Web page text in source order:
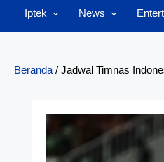
Iptek News
Beranda / Jadwal Timnas